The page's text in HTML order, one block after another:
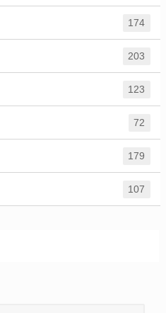
174
203
123
72
179
107